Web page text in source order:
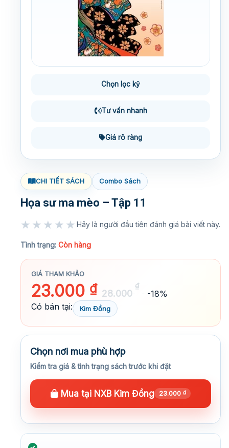
Chọn lọc kỹ
Tư vấn nhanh
Giá rõ ràng
CHI TIẾT SÁCH Combo Sách
Họa sư ma mèo – Tập 11
★★★★★ Hãy là người đầu tiên đánh giá bài viết này.
Tình trạng: Còn hàng
GIÁ THAM KHẢO
23.000 ₫ 28.000
₫
-18%
Có bán tại:
Kim Đồng
Chọn nơi mua phù hợp
Kiểm tra giá & tình trạng sách trước khi đặt
Mua tại NXB Kim Đồng 23.000 ₫